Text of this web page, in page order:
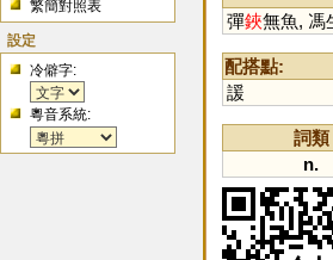
繁簡對照表
設定
冷僻字:
粵音系統:
彈鋏無魚, 馮
配搭點:
諼
詞類
n.